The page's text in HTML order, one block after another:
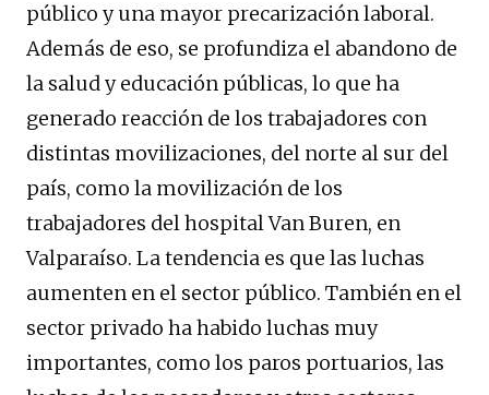
público y una mayor precarización laboral.
Además de eso, se profundiza el abandono de
la salud y educación públicas, lo que ha
generado reacción de los trabajadores con
distintas movilizaciones, del norte al sur del
país, como la movilización de los
trabajadores del hospital Van Buren, en
Valparaíso. La tendencia es que las luchas
aumenten en el sector público. También en el
sector privado ha habido luchas muy
importantes, como los paros portuarios, las